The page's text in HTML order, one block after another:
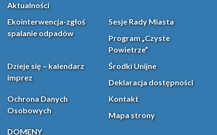
Aktualności
Ekointerwencja-zgłoś
spalanie odpadów
Sesje Rady Miasta
Program „Czyste
Powietrze”
Dzieje się – kalendarz
imprez
Środki Unijne
Deklaracja dostępności
Ochrona Danych
Osobowych
Kontakt
Mapa strony
DOMENY